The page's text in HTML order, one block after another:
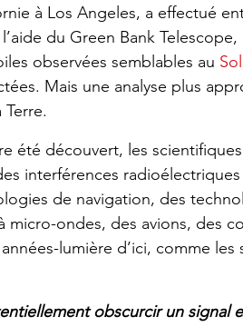
à Los Angeles, a effec­tué
du Green Bank Teles­cope,
obser­vées semblables au
Mais une analyse plus
été décou­vert, les
inter­fé­rences radio­élec­triques
de navi­ga­tion, des
micro-ondes, des avions, des
lumière d’ici, comme les
obscur­cir un signal